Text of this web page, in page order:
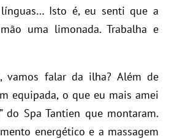
Isto é, eu senti que a
uma limonada. Trabalha e
vamos falar da ilha? Além de
equipada, o que eu mais amei
do Spa Tantien que montaram.
energético e a massagem